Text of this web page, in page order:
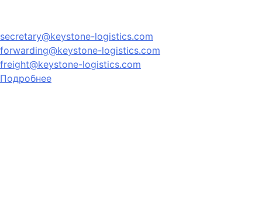
secretary@keystone-logistics.com
forwarding@keystone-logistics.com
freight@keystone-logistics.com
Подробнее